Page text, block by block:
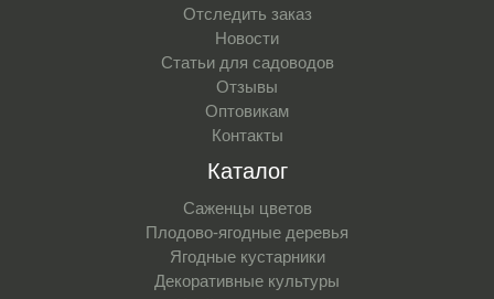
Отследить заказ
Новости
Статьи для садоводов
Отзывы
Оптовикам
Контакты
Каталог
Саженцы цветов
Плодово-ягодные деревья
Ягодные кустарники
Декоративные культуры